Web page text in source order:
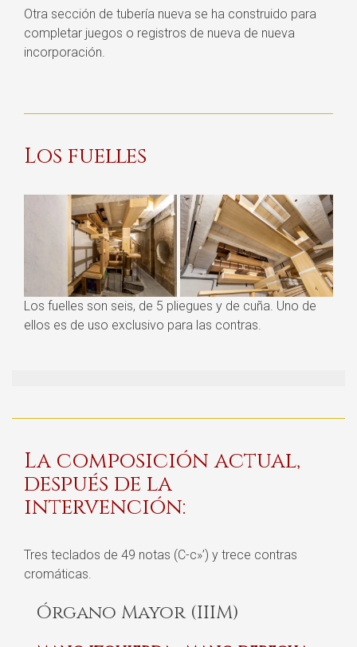
Otra sección de tubería nueva se ha construido para
completar juegos o registros de nueva de nueva
incorporación.
Los fuelles
Los fuelles son seis, de 5 pliegues y de cuña. Uno de
ellos es de uso exclusivo para las contras.
La composición actual,
después de la
intervención:
Tres teclados de 49 notas (C-c»’) y trece contras
cromáticas.
Órgano Mayor (IIIM)